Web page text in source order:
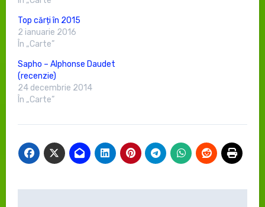
Top cărți în 2015
2 ianuarie 2016
În „Carte”
Sapho – Alphonse Daudet
(recenzie)
24 decembrie 2014
În „Carte”